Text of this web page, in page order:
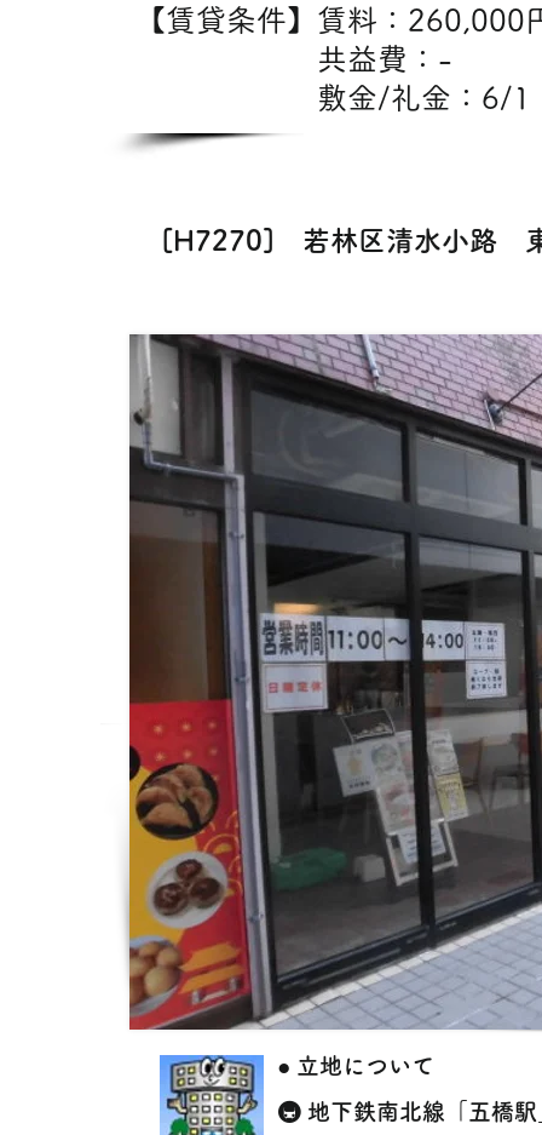
【賃貸条件】賃料：
共益費
敷金/礼金：6/1
[H7270] 若林区清水小路 東
● 立地について
🚇 地下鉄南北線「五橋